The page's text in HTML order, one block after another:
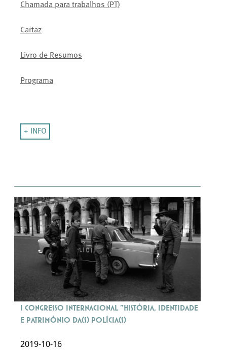
Chamada para trabalhos (PT)
Cartaz
Livro de Resumos
Programa
+ INFO
I Congresso Internacional "História, Identidade
e Património da(s) Polícia(s)
2019-10-16